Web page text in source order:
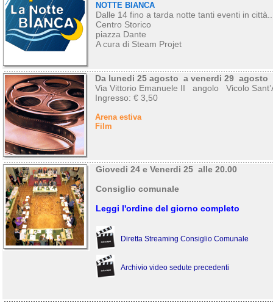
NOTTE BIANCA
Dalle 14 fino a tarda notte tanti eventi in città..
Centro Storico
piazza Dante
A cura di Steam Projet
Da lunedi 25 agosto a venerdi 29 agosto
Via Vittorio Emanuele II angolo Vicolo
Ingresso: € 3,50
Arena estiva
Film
Giovedi 24 e Venerdi 25 alle 20.00
Consiglio comunale
Leggi l'ordine del giorno completo
Diretta Streaming Consiglio Comunale
Archivio video sedute precedenti